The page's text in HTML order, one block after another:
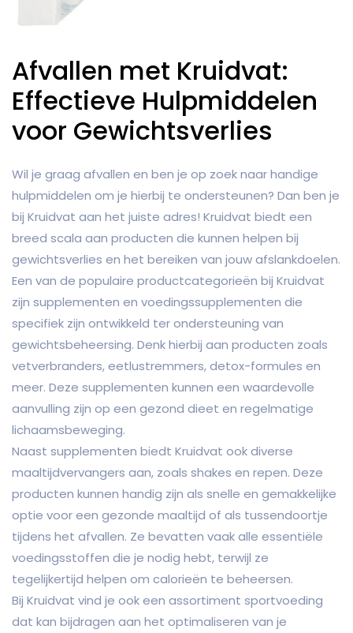
Afvallen met Kruidvat:
Effectieve Hulpmiddelen
voor Gewichtsverlies
Wil je graag afvallen en ben je op zoek naar handige
hulpmiddelen om je hierbij te ondersteunen? Dan ben je
bij Kruidvat aan het juiste adres! Kruidvat biedt een
breed scala aan producten die kunnen helpen bij
gewichtsverlies en het bereiken van jouw afslankdoelen.
Een van de populaire productcategorieën bij Kruidvat
zijn supplementen en voedingssupplementen die
specifiek zijn ontwikkeld ter ondersteuning van
gewichtsbeheersing. Denk hierbij aan producten zoals
vetverbranders, eetlustremmers, detox-formules en
meer. Deze supplementen kunnen een waardevolle
aanvulling zijn op een gezond dieet en regelmatige
lichaamsbeweging.
Naast supplementen biedt Kruidvat ook diverse
maaltijdvervangers aan, zoals shakes en repen. Deze
producten kunnen handig zijn als snelle en gemakkelijke
optie voor een gezonde maaltijd of als tussendoortje
tijdens het afvallen. Ze bevatten vaak alle essentiële
voedingsstoffen die je nodig hebt, terwijl ze
tegelijkertijd helpen om calorieën te beheersen.
Bij Kruidvat vind je ook een assortiment sportvoeding
dat kan bijdragen aan het optimaliseren van je